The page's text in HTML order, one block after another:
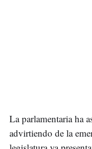
La parlamentaria ha
advirtiendo de la